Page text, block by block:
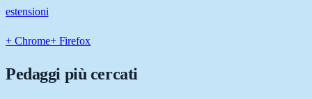
estensioni
+ Chrome+ Firefox
Pedaggi più cercati